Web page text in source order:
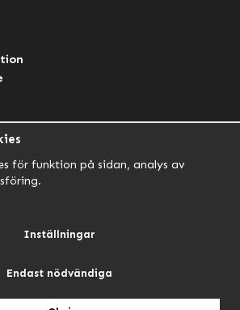
Sweden
NORDIK HUNTNORDIK OUTDOOR
för funktion på sidan, analys av
Inställningar
Endast nödvändiga